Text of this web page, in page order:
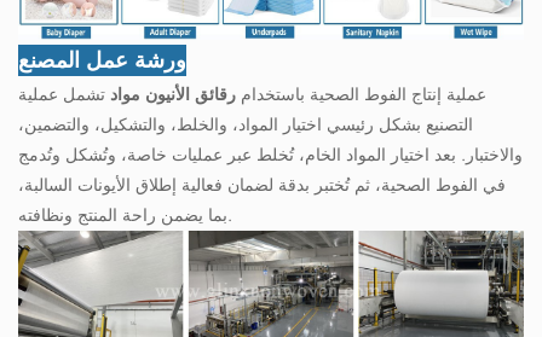
ورشة عمل المصنع
عملية إنتاج الفوط الصحية باستخدام رقائق الأنيون مواد تشمل عملية
التصنيع بشكل رئيسي اختيار المواد، والخلط، والتشكيل، والتضمين،
والاختبار. بعد اختيار المواد الخام، تُخلط عبر عمليات خاصة، وتُشكل وتُدمج
في الفوط الصحية، ثم تُختبر بدقة لضمان فعالية إطلاق الأيونات السالبة،
بما يضمن راحة المنتج ونظافته.